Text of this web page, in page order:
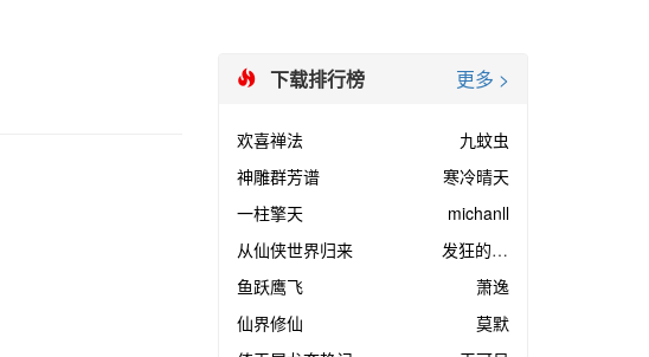
更多 >
下载排行榜
欢喜禅法
九蚊虫
神雕群芳谱
寒冷晴天
一柱擎天
michanll
从仙侠世界归来
发狂的妖魔
鱼跃鹰飞
萧逸
仙界修仙
莫默